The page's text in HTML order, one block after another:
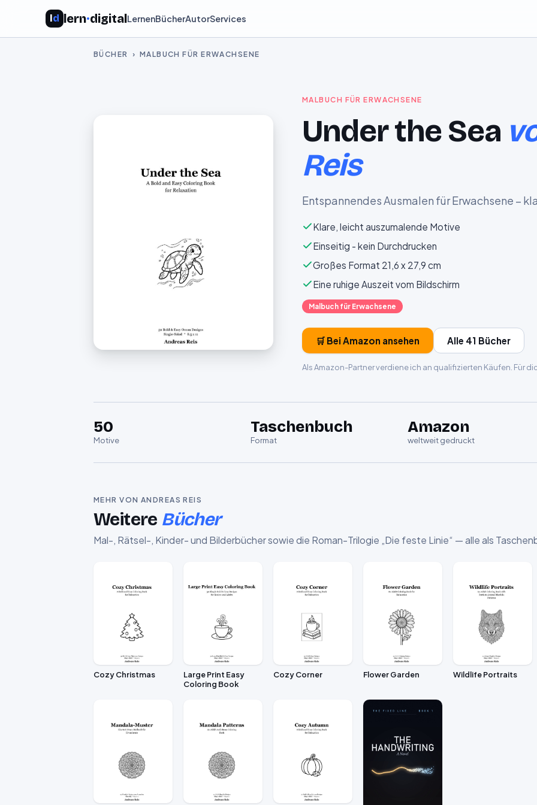
ld lern·digitalLernenBücherAutorServices
BÜCHER › MALBUCH FÜR ERWACHSENE
MALBUCH FÜR ERWACHSENE
Under the Sea
Reis
Entspannendes Ausmalen für Erwachsene –
Klare, leicht auszumalende Motive
Einseitig - kein Durchdrucken
Großes Format 21,6 x 27,9 cm
Eine ruhige Auszeit vom Bildschirm
Malbuch für Erwachsene
🛒 Bei Amazon ansehen Alle 41 Bücher
Als Amazon-Partner verdiene ich an qualifizierten Käufen. Für
50
Motive
Taschenbuch
Format
Amazon
weltweit gedruckt
MEHR VON ANDREAS REIS
Weitere Bücher
Mal-, Rätsel-, Kinder- und Bilderbücher sowie die Roman-Trilogie „Die feste Linie“ — alle als
Cozy Christmas
Large Print Easy
Coloring Book
Cozy Corner Flower Garden Wildlife Portraits